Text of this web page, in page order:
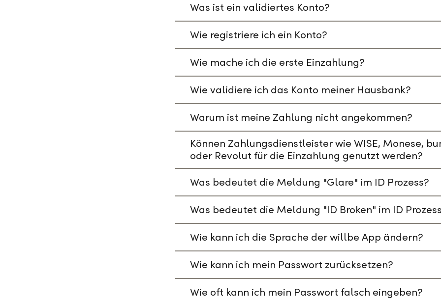
Was ist ein validiertes Konto?
Wie registriere ich ein Konto?
Wie mache ich die erste Einzahlung?
Wie validiere ich das Konto meiner Hausbank?
Warum ist meine Zahlung nicht angekommen?
Können Zahlungsdienstleister wie WISE, Monese,
oder Revolut für die Einzahlung genutzt werden?
Was bedeutet die Meldung "Glare" im ID Prozess?
Was bedeutet die Meldung "ID Broken" im ID
Wie kann ich die Sprache der willbe App ändern?
Wie kann ich mein Passwort zurücksetzen?
Wie oft kann ich mein Passwort falsch eingeben?